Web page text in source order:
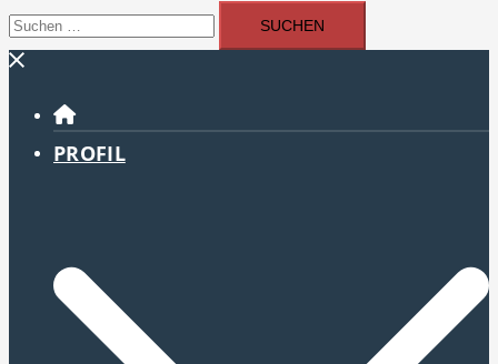
Suchen
nach:
Menü
PROFIL